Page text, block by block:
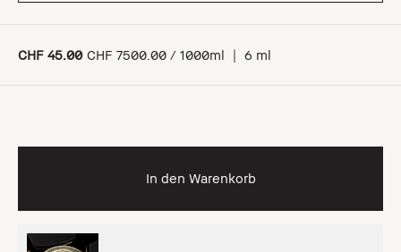
CHF 45.00 CHF 7500.00 / 1000ml | 6 ml
In den Warenkorb